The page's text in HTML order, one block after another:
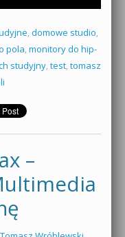
, domowe studio,
pola, monitory do hip-
studyjny, test, tomasz
–